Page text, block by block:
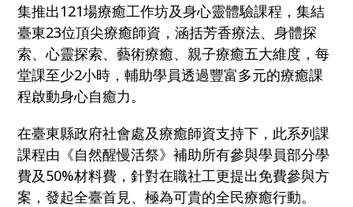
集推出121場療癒工作坊及身心靈體驗課程，集結
臺東23位頂尖療癒師資，涵括芳香療法、身體探
索、心靈探索、藝術療癒、親子療癒五大維度，每
堂課至少2小時，輔助學員透過豐富多元的療癒課
程啟動身心自癒力。
在臺東縣政府社會處及療癒師資支持下，此系列課
課程由《自然醒慢活祭》補助所有參與學員部分學
費及50%材料費，針對在職社工更提出免費參與方
案，發起全臺首見、極為可貴的全民療癒行動。